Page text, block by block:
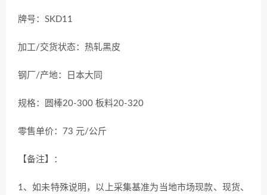
牌号：SKD11
加工/交货状态：热轧黑皮
钢厂/产地：日本大同
规格：圆棒20-300 板料20-320
零售单价：73 元/公斤
【备注】：
1、如未特殊说明，以上采集基准为当地市场现款、现货、